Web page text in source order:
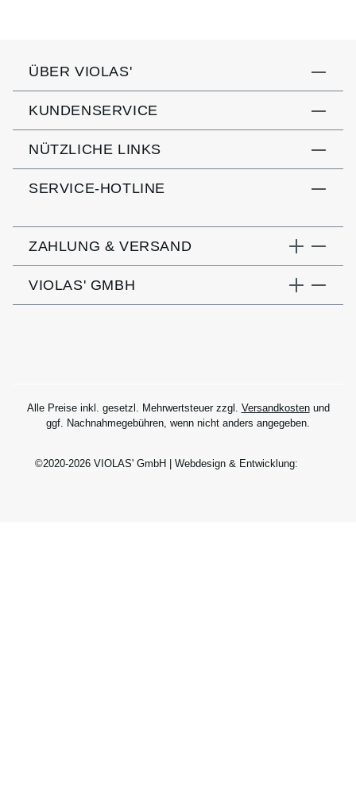
ÜBER VIOLAS'
KUNDENSERVICE
NÜTZLICHE LINKS
SERVICE-HOTLINE
ZAHLUNG & VERSAND
VIOLAS' GMBH
Alle Preise inkl. gesetzl. Mehrwertsteuer zzgl. Versandkostenund
ggf. Nachnahmegebühren, wenn nicht anders angegeben.
©2020-2026 VIOLAS' GmbH | Webdesign & Entwicklung: